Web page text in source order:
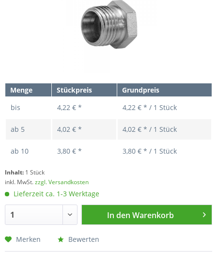
Menge Stückpreis
Grundpreis
bis
4,22 € * 4,22 € * / 1 Stück
ab 5 4,02 € * 4,02 € * / 1 Stück
ab 10 3,80 € * 3,80 € * / 1 Stück
Inhalt: 1 Stück
inkl. MwSt.zzgl. Versandkosten
Lieferzeit ca. 1-3 Werktage
In den Warenkorb
Merken Bewerten